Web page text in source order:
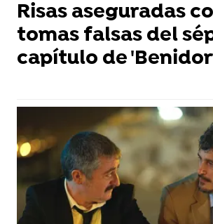
Risas aseguradas
tomas falsas del
capítulo de